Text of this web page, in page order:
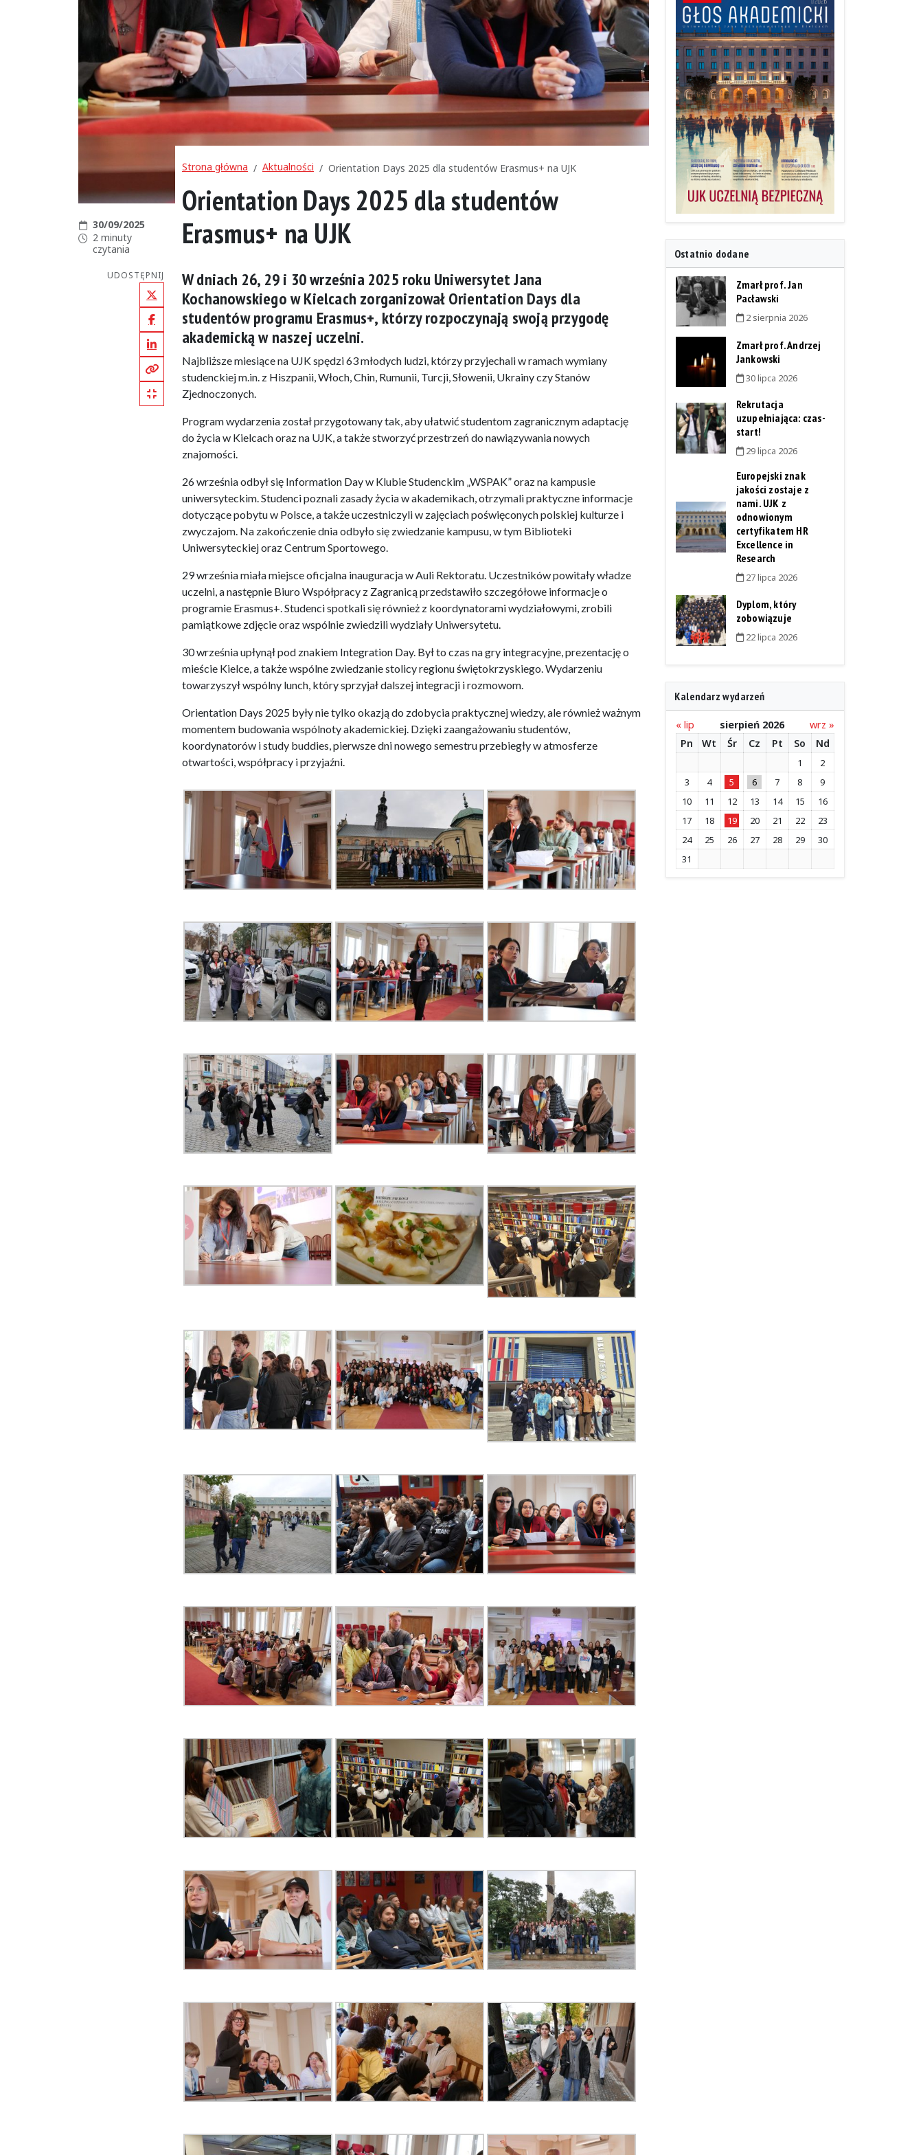
Data publikacji:
30/09/2025
Czas czytania:
2 minuty
czytania
UDOSTĘPNIJ
X (Twitter)
Facebook
LinkedIn
Kopiuj pełny link
Kopiuj krótki link
Strona główna Aktualności Orientation Days 2025 dla studentów Erasmus+ na UJK
Orientation Days 2025 dla studentów
Erasmus+ na UJK
W dniach 26, 29 i 30 września 2025 roku Uniwersytet Jana
Kochanowskiego w Kielcach zorganizował Orientation Days dla
studentów programu Erasmus+, którzy rozpoczynają swoją przygodę
akademicką w naszej uczelni.
Najbliższe miesiące na UJK spędzi 63 młodych ludzi, którzy przyjechali w ramach wymiany
studenckiej m.in. z Hiszpanii, Włoch, Chin, Rumunii, Turcji, Słowenii, Ukrainy czy Stanów
Zjednoczonych.
Program wydarzenia został przygotowany tak, aby ułatwić studentom zagranicznym adaptację
do życia w Kielcach oraz na UJK, a także stworzyć przestrzeń do nawiązywania nowych
znajomości.
26 września odbył się Information Day w Klubie Studenckim „WSPAK” oraz na kampusie
uniwersyteckim. Studenci poznali zasady życia w akademikach, otrzymali praktyczne informacje
dotyczące pobytu w Polsce, a także uczestniczyli w zajęciach poświęconych polskiej kulturze i
zwyczajom. Na zakończenie dnia odbyło się zwiedzanie kampusu, w tym Biblioteki
Uniwersyteckiej oraz Centrum Sportowego.
29 września miała miejsce oficjalna inauguracja w Auli Rektoratu. Uczestników powitały władze
uczelni, a następnie Biuro Współpracy z Zagranicą przedstawiło szczegółowe informacje o
programie Erasmus+. Studenci spotkali się również z koordynatorami wydziałowymi, zrobili
pamiątkowe zdjęcie oraz wspólnie zwiedzili wydziały Uniwersytetu.
30 września upłynął pod znakiem Integration Day. Był to czas na gry integracyjne, prezentację o
mieście Kielce, a także wspólne zwiedzanie stolicy regionu świętokrzyskiego. Wydarzeniu
towarzyszył wspólny lunch, który sprzyjał dalszej integracji i rozmowom.
Orientation Days 2025 były nie tylko okazją do zdobycia praktycznej wiedzy, ale również ważnym
momentem budowania wspólnoty akademickiej. Dzięki zaangażowaniu studentów,
koordynatorów i study buddies, pierwsze dni nowego semestru przebiegły w atmosferze
otwartości, współpracy i przyjaźni.
Ostatnio dodane
Zmarł prof. Jan
Pacławski
2 sierpnia 2026
Zmarł prof. Andrzej
Jankowski
30 lipca 2026
Rekrutacja
uzupełniająca: czas-
start!
29 lipca 2026
Europejski znak
jakości zostaje z
nami. UJK z
odnowionym
certyfikatem HR
Excellence in
Research
27 lipca 2026
Dyplom, który
zobowiązuje
22 lipca 2026
Kalendarz wydarzeń
« lip sierpień 2026
wrz »
Pn
Wt Śr Cz Pt So Nd
1
2
3
4 5 6 7 8
9
10
11 12 13 14 15
16
17
18 19 20 21 22
23
24
25 26 27 28 29
30
31